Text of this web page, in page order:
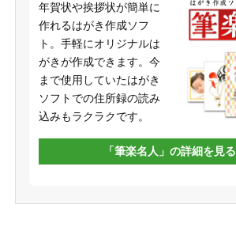
年賀状や挨拶状が簡単に
作れるはがき作成ソフ
ト。手軽にオリジナルは
がきが作成できます。今
まで使用していたはがき
ソフトでの住所録の読み
込みもラクラクです。
「筆楽名人」の詳細を見る